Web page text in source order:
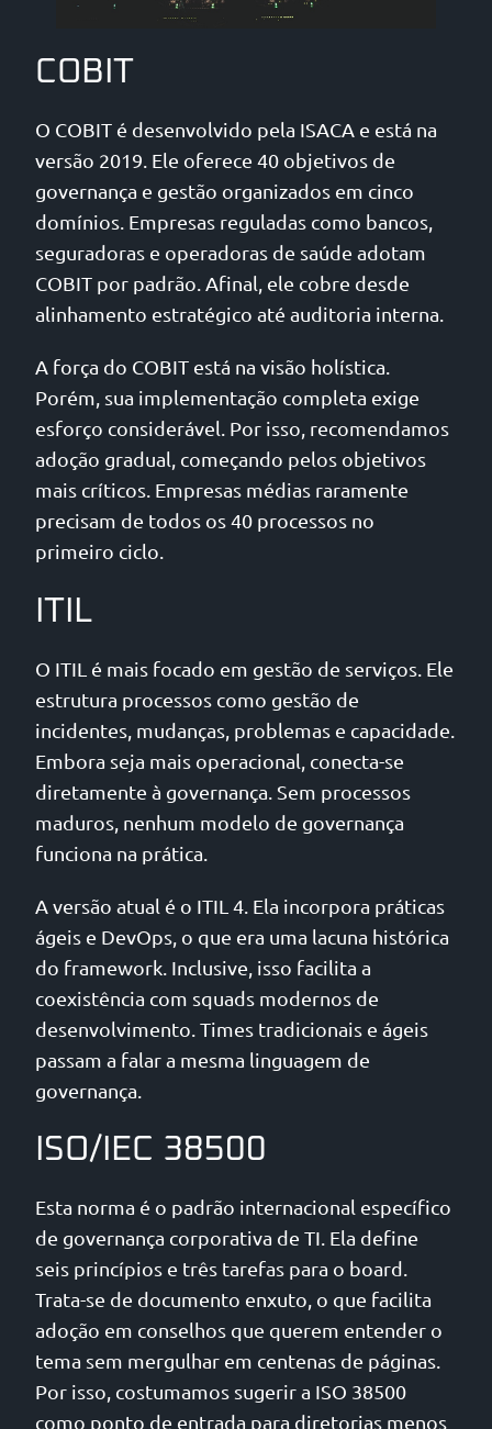
COBIT
O COBIT é desenvolvido pela ISACA e está na
versão 2019. Ele oferece 40 objetivos de
governança e gestão organizados em cinco
domínios. Empresas reguladas como bancos,
seguradoras e operadoras de saúde adotam
COBIT por padrão. Afinal, ele cobre desde
alinhamento estratégico até auditoria interna.
A força do COBIT está na visão holística.
Porém, sua implementação completa exige
esforço considerável. Por isso, recomendamos
adoção gradual, começando pelos objetivos
mais críticos. Empresas médias raramente
precisam de todos os 40 processos no
primeiro ciclo.
ITIL
O ITIL é mais focado em gestão de serviços. Ele
estrutura processos como gestão de
incidentes, mudanças, problemas e capacidade.
Embora seja mais operacional, conecta-se
diretamente à governança. Sem processos
maduros, nenhum modelo de governança
funciona na prática.
A versão atual é o ITIL 4. Ela incorpora práticas
ágeis e DevOps, o que era uma lacuna histórica
do framework. Inclusive, isso facilita a
coexistência com squads modernos de
desenvolvimento. Times tradicionais e ágeis
passam a falar a mesma linguagem de
governança.
ISO/IEC 38500
Esta norma é o padrão internacional específico
de governança corporativa de TI. Ela define
seis princípios e três tarefas para o board.
Trata-se de documento enxuto, o que facilita
adoção em conselhos que querem entender o
tema sem mergulhar em centenas de páginas.
Por isso, costumamos sugerir a ISO 38500
como ponto de entrada para diretorias menos